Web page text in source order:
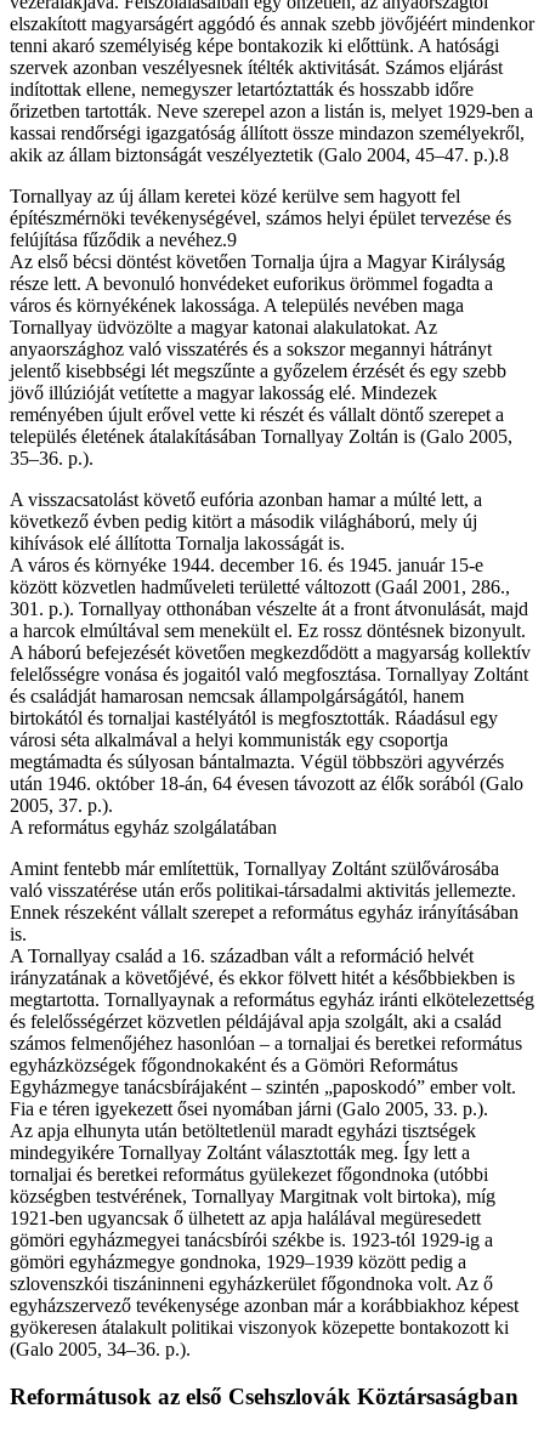
elszakított magyarságért aggódó és annak szebb jövőjéért mindenkor
tenni akaró személyiség képe bontakozik ki előttünk. A hatósági
szervek azonban veszélyesnek ítélték aktivitását. Számos eljárást
indítottak ellene, nemegyszer letartóztatták és hosszabb időre
őrizetben tartották. Neve szerepel azon a listán is, melyet 1929-ben a
kassai rendőrségi igazgatóság állított össze mindazon személyekről,
akik az állam biztonságát veszélyeztetik (Galo 2004, 45–47. p.).8
Tornallyay az új állam keretei közé kerülve sem hagyott fel
építészmérnöki tevékenységével, számos helyi épület tervezése és
felújítása fűződik a nevéhez.9
Az első bécsi döntést követően Tornalja újra a Magyar Királyság
része lett. A bevonuló honvédeket euforikus örömmel fogadta a
város és környékének lakossága. A település nevében maga
Tornallyay üdvözölte a magyar katonai alakulatokat. Az
anyaországhoz való visszatérés és a sokszor megannyi hátrányt
jelentő kisebbségi lét megszűnte a győzelem érzését és egy szebb
jövő illúzióját vetítette a magyar lakosság elé. Mindezek
reményében újult erővel vette ki részét és vállalt döntő szerepet a
település életének átalakításában Tornallyay Zoltán is (Galo 2005,
35–36. p.).
A visszacsatolást követő eufória azonban hamar a múlté lett, a
következő évben pedig kitört a második világháború, mely új
kihívások elé állította Tornalja lakosságát is.
A város és környéke 1944. december 16. és 1945. január 15-e
között közvetlen hadműveleti területté változott (Gaál 2001, 286.,
301. p.). Tornallyay otthonában vészelte át a front átvonulását, majd
a harcok elmúltával sem menekült el. Ez rossz döntésnek bizonyult.
A háború befejezését követően megkezdődött a magyarság kollektív
felelősségre vonása és jogaitól való megfosztása. Tornallyay Zoltánt
és családját hamarosan nemcsak állampolgárságától, hanem
birtokától és tornaljai kastélyától is megfosztották. Ráadásul egy
városi séta alkalmával a helyi kommunisták egy csoportja
megtámadta és súlyosan bántalmazta. Végül többszöri agyvérzés
után 1946. október 18-án, 64 évesen távozott az élők sorából (Galo
2005, 37. p.).
A református egyház szolgálatában
Amint fentebb már említettük, Tornallyay Zoltánt szülővárosába
való visszatérése után erős politikai-társadalmi aktivitás jellemezte.
Ennek részeként vállalt szerepet a református egyház irányításában
is.
A Tornallyay család a 16. században vált a reformáció helvét
irányzatának a követőjévé, és ekkor fölvett hitét a későbbiekben is
megtartotta. Tornallyaynak a református egyház iránti elkötelezettség
és felelősségérzet közvetlen példájával apja szolgált, aki a család
számos felmenőjéhez hasonlóan – a tornaljai és beretkei református
egyházközségek főgondnokaként és a Gömöri Református
Egyházmegye tanácsbírájaként – szintén „paposkodó” ember volt.
Fia e téren igyekezett ősei nyomában járni (Galo 2005, 33. p.).
Az apja elhunyta után betöltetlenül maradt egyházi tisztségek
mindegyikére Tornallyay Zoltánt választották meg. Így lett a
tornaljai és beretkei református gyülekezet főgondnoka (utóbbi
községben testvérének, Tornallyay Margitnak volt birtoka), míg
1921-ben ugyancsak ő ülhetett az apja halálával megüresedett
gömöri egyházmegyei tanácsbírói székbe is. 1923-tól 1929-ig a
gömöri egyházmegye gondnoka, 1929–1939 között pedig a
szlovenszkói tiszáninneni egyházkerület főgondnoka volt. Az ő
egyházszervező tevékenysége azonban már a korábbiakhoz képest
gyökeresen átalakult politikai viszonyok közepette bontakozott ki
(Galo 2005, 34–36. p.).
Reformátusok az első Csehszlovák Köztársaságban